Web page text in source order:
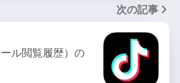
次の記事
ル閲覧履歴）の